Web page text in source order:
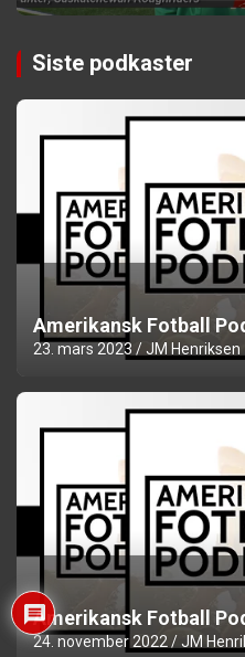
Siste podkaster
Amerikansk Fotball
23. mars 2023 JM Henriksen
Amerikansk Fotball
24. november 2022 JM